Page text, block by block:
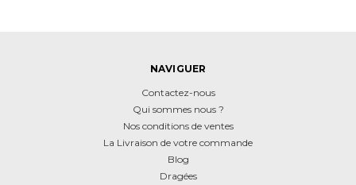
NAVIGUER
Contactez-nous
Qui sommes nous ?
Nos conditions de ventes
La Livraison de votre commande
Blog
Dragées